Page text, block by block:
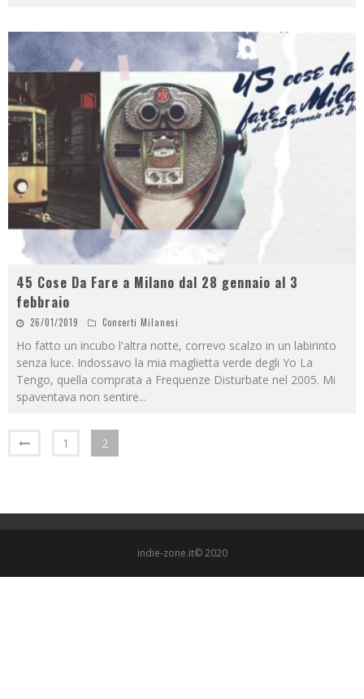
45 Cose Da Fare a Milano dal 28 gennaio al 3
febbraio
26/01/2019 Concerti Milanesi
Ho fatto un incubo l'altra notte, correvo scalzo in un labirinto
senza luce. Indossavo la mia maglietta verde degli Yo La
Tengo, quella comprata a Frequenze Disturbate nel 2005. Mi
spaventava non sentire...
1 2
indie-zone.it© 2020